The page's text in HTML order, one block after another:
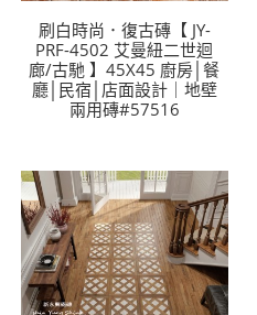
刷白時尚．復古磚【 JY-
PRF-4502 艾曼紐二世迴
廊/古馳 】45X45 廚房│餐
廳│民宿│店面設計｜地壁
兩用磚#57516